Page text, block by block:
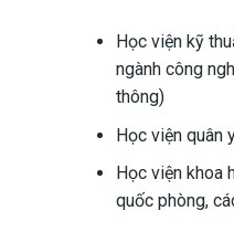
Học viện kỹ
ngành công
thông)
Học viện quân
Học viện khoa
quốc phòng,